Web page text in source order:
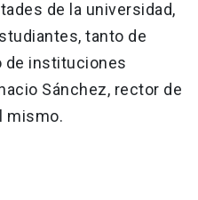
de la universidad,
tanto de
de instituciones
Sánchez, rector de
mismo.